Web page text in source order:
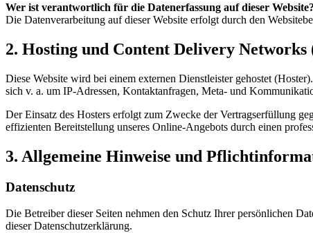
Wer ist verantwortlich für die Datenerfassung auf dieser Website?
Die Datenverarbeitung auf dieser Website erfolgt durch den
2. Hosting und Content Delivery Networks
Diese Website wird bei einem externen Dienstleister gehostet
sich v. a. um IP-Adressen, Kontaktanfragen, Meta- und
Der Einsatz des Hosters erfolgt zum Zwecke der Vertragserfüllung
effizienten Bereitstellung unseres Online-Angebots durch einen
3. Allgemeine Hinweise und
Datenschutz
Die Betreiber dieser Seiten nehmen den Schutz Ihrer persönlichen
dieser Datenschutzerklärung.